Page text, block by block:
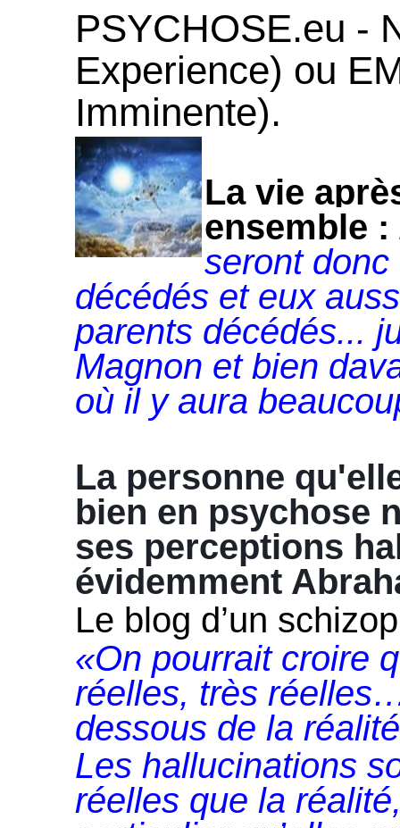
PSYCHOSE.eu -
Experience) ou
Imminente).
La vie
ensemble :
seront
décédés et eux
parents décédés...
Magnon et bien
où il y aura
La personne
bien en psychose
ses perceptions
évidemment
Le blog d’un
«On pourrait croire
réelles, très
dessous de la
Les hallucinations
réelles que la